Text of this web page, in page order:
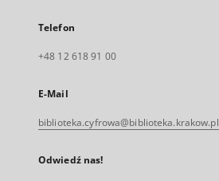
Telefon
+48 12 618 91 00
E-Mail
biblioteka.cyfrowa@biblioteka.krakow.pl
Odwiedź nas!